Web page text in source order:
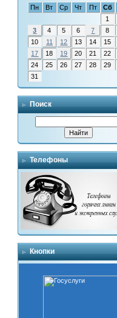
Пн
Вт Ср Чт Пт Сб
1
3
4 5 6 7 8
10
11 12 13 14 15
17
18 19 20 21 22
24
25 26 27 28 29
31
Поиск
Телефоны
Кнопки